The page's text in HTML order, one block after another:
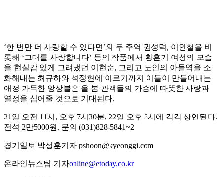
‘한 번만 더 사랑할 수 있다면’의 두 주역 권성덕, 이인철을 비
롯해 ‘그대를 사랑합니다’ 등의 작품에서 황혼기 여성의 모습
을 현실감 있게 그려냈던 이현순, 그리고 노인의 아들역을 소
화해내는 최규하와 석정현에 이르기까지 이들이 만들어내는
애정 가득한 앙상블은 올 봄 관객들의 가슴에 따뜻한 사랑과
열정을 심어줄 것으로 기대된다.
21일 오전 11시, 오후 7시30분, 22일 오후 3시에 각각 상연된다.
전석 2만5000원. 문의 (031)828-5841~2
경기일보 박성훈기자 pshoon@kyeonggi.com
온라인뉴스팀 기자online@etoday.co.kr